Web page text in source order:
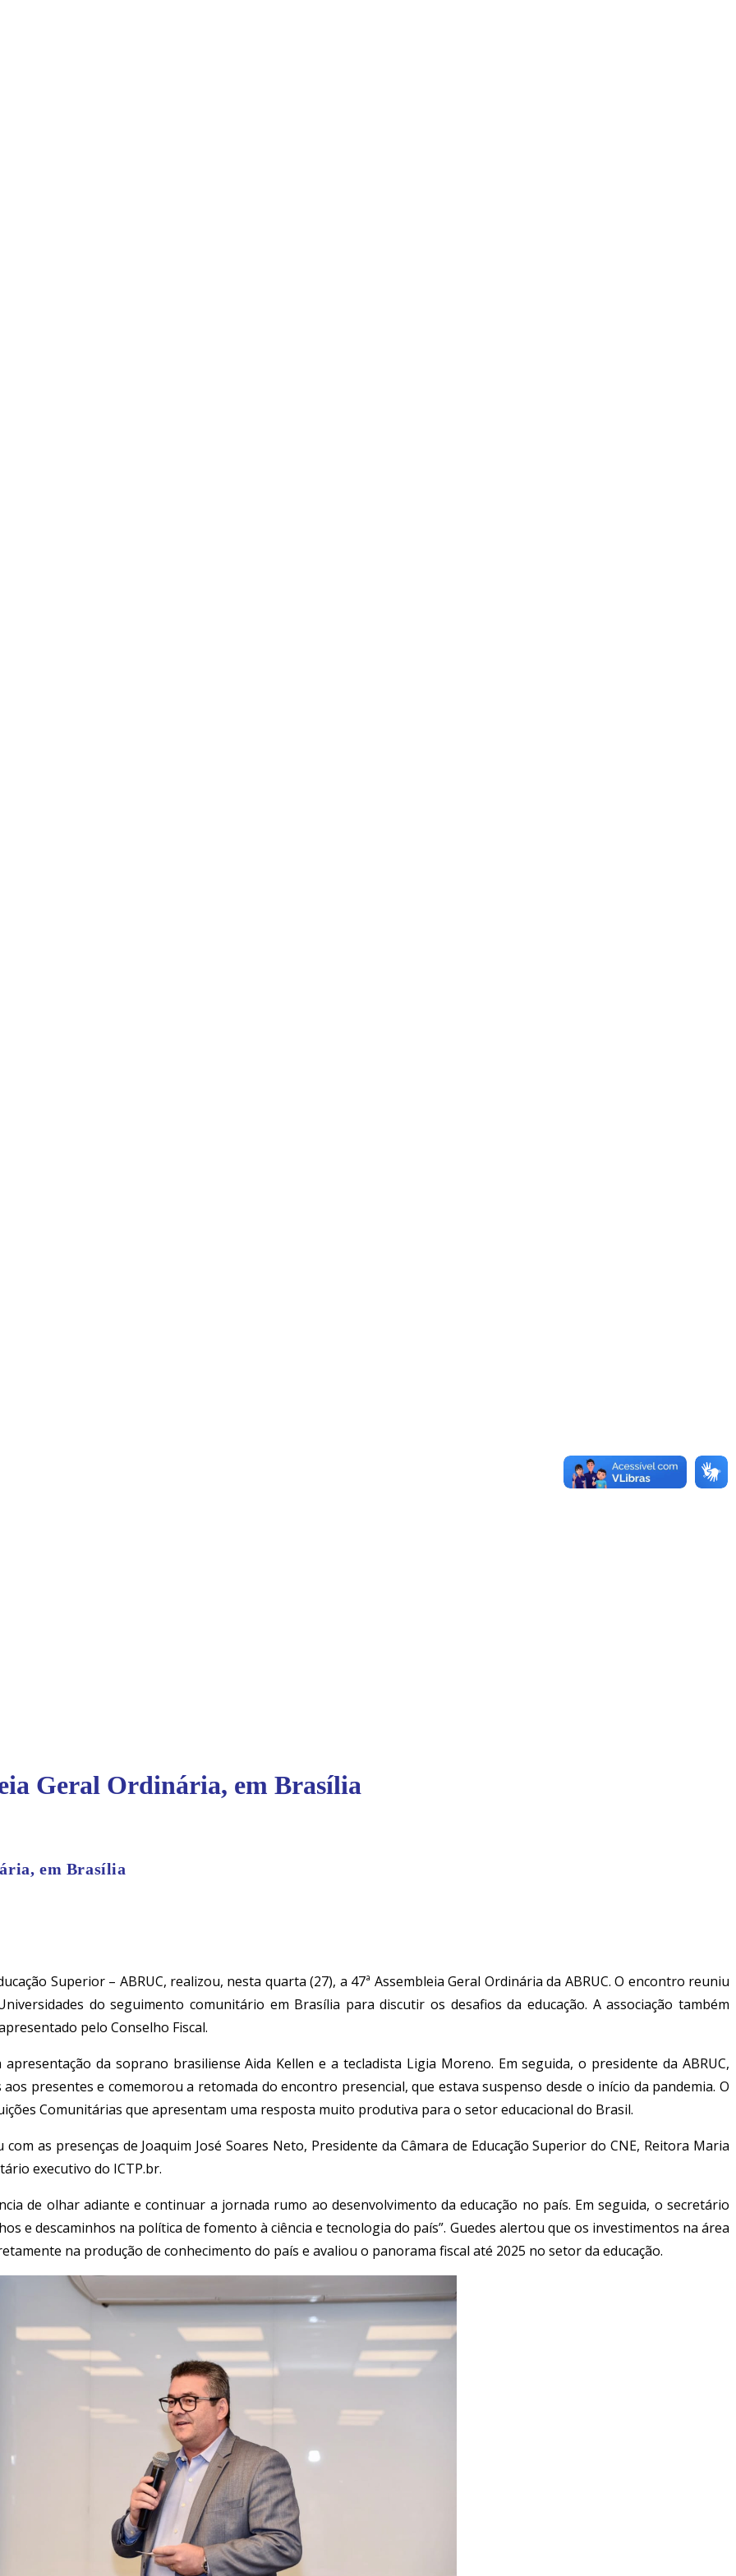
Geral Ordinária, em Brasília
em Brasília
Superior – ABRUC, realizou, nesta quarta (27), a 47ª Assembleia Geral Ordinária da ABRUC. O encontro reuniu
do seguimento comunitário em Brasília para discutir os desafios da educação. A associação também
pelo Conselho Fiscal.
da soprano brasiliense Aida Kellen e a tecladista Ligia Moreno. Em seguida, o presidente da ABRUC,
aos presentes e comemorou a retomada do encontro presencial, que estava suspenso desde o início da pandemia. O
Comunitárias que apresentam uma resposta muito produtiva para o setor educacional do Brasil.
as presenças de Joaquim José Soares Neto, Presidente da Câmara de Educação Superior do CNE, Reitora Maria
executivo do ICTP.br.
de olhar adiante e continuar a jornada rumo ao desenvolvimento da educação no país. Em seguida, o secretário
e descaminhos na política de fomento à ciência e tecnologia do país”. Guedes alertou que os investimentos na área
na produção de conhecimento do país e avaliou o panorama fiscal até 2025 no setor da educação.